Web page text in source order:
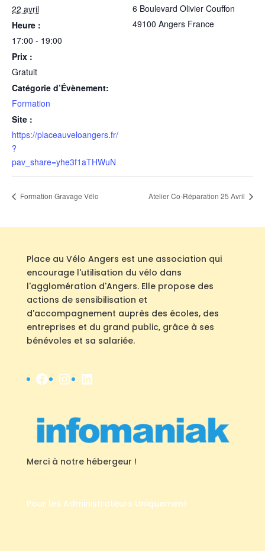
22 avril
Heure :
17:00 - 19:00
Prix :
Gratuit
Catégorie d’Évènement:
Formation
Site :
https://placeauveloangers.fr/
?
pav_share=yhe3f1aTHWuN
6 Boulevard Olivier Couffon
49100 Angers France
Formation Gravage Vélo Atelier Co-Réparation 25 Avril
Place au Vélo Angers est une association qui
encourage l'utilisation du vélo dans
l'agglomération d'Angers. Elle propose des
actions de sensibilisation et
d'accompagnement auprès des écoles, des
entreprises et du grand public, grâce à ses
bénévoles et sa salariée.
Facebook
Instagram
LinkedIn
Merci à notre hébergeur !
Pour les Administrateurs Uniquement